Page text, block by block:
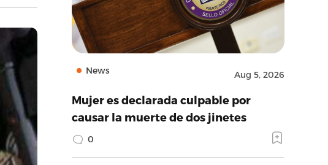
News Aug 5, 2026
Mujer es declarada culpable por
causar la muerte de dos jinetes
0